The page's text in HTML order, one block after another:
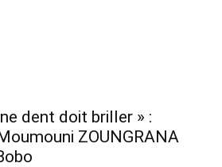
dent doit briller » :
ZOUNGRANA